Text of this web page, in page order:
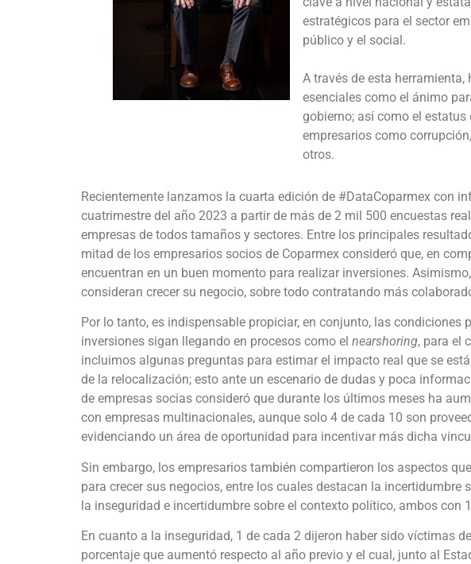
estratégicos para el sector
público y el social.
A través de esta
esenciales como el ánimo
gobierno; así como el
empresarios como
otros.
Recientemente lanzamos la cuarta edición de #DataCoparmex con
cuatrimestre del año 2023 a partir de más de 2 mil 500 encuestas
empresas de todos tamaños y sectores. Entre los principales
mitad de los empresarios socios de Coparmex consideró que, en
encuentran en un buen momento para realizar inversiones.
consideran crecer su negocio, sobre todo contratando más
Por lo tanto, es indispensable propiciar, en conjunto, las condiciones
inversiones sigan llegando en procesos como el nearshoring, para el
incluimos algunas preguntas para estimar el impacto real que se
de la relocalización; esto ante un escenario de dudas y poca
de empresas socias consideró que durante los últimos meses ha
con empresas multinacionales, aunque solo 4 de cada 10 son
evidenciando un área de oportunidad para incentivar más dicha
Sin embargo, los empresarios también compartieron los aspectos
para crecer sus negocios, entre los cuales destacan la incertidumbre
la inseguridad e incertidumbre sobre el contexto político, ambos con
En cuanto a la inseguridad, 1 de cada 2 dijeron haber sido víctimas
porcentaje que aumentó respecto al año previo y el cual, junto al